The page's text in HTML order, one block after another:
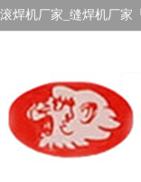
滚焊机厂家_缝焊机厂家